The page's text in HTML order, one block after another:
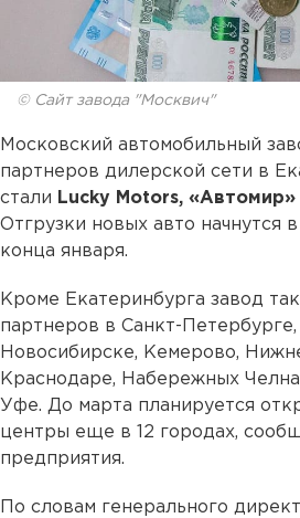
© Сайт завода "Москвич"
Московский автомобильный
партнеров дилерской сети в
стали Lucky Motors,
Отгрузки новых авто начнутся
конца января.
Кроме Екатеринбурга завод
партнеров в Санкт-
Новосибирске, Кемерово,
Краснодаре, Набережных
Уфе. До марта планируется
центры еще в 12 городах,
предприятия.
По словам генерального